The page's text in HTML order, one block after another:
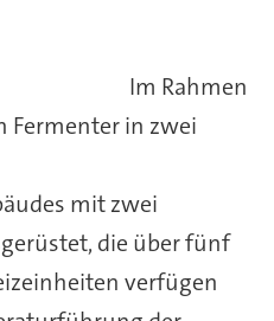
Im Rahmen
Fermenter in zwei
mit zwei
die über fünf
verfügen